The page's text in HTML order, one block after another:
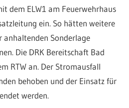
dem ELW1 am Feuerwehrhaus
ein. So hätten weitere
anhaltenden Sonderlage
Die DRK Bereitschaft Bad
RTW an. Der Stromausfall
behoben und der Einsatz für
werden.